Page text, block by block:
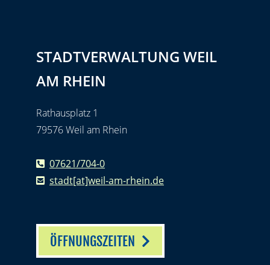
STADTVERWALTUNG WEIL
AM RHEIN
Rathausplatz 1
79576 Weil am Rhein
07621/704-0
stadt[at]weil-am-rhein.de
ÖFFNUNGSZEITEN